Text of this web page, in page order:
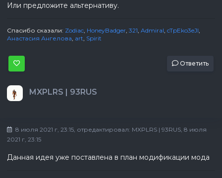
Или предложите альтернативу.
Спасибо сказали: Zodiac, HoneyBadger, 321, Admiral, cTpEko3eJl,
Анастасия Ангелова, art, Spirit
Ответить
MXPLRS | 93RUS
8 июля 2021 г, 23:15, отредактировал: MXPLRS | 93RUS, 8 июля
2021 г, 23:15
Данная идея уже поставлена в план модификации мода